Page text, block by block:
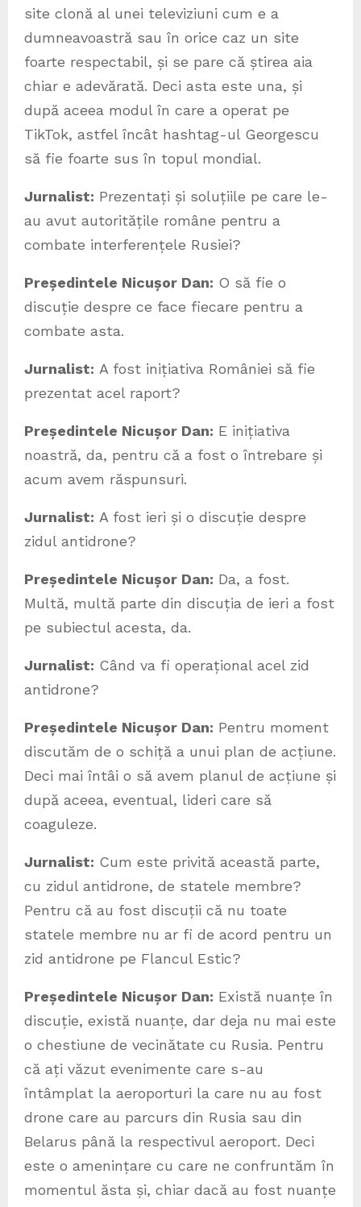
site clonă al unei televiziuni cum e a
dumneavoastră sau în orice caz un site
foarte respectabil, și se pare că știrea aia
chiar e adevărată. Deci asta este una, și
după aceea modul în care a operat pe
TikTok, astfel încât hashtag-ul Georgescu
să fie foarte sus în topul mondial.
Jurnalist: Prezentați și soluțiile pe care le-
au avut autoritățile române pentru a
combate interferențele Rusiei?
Președintele Nicușor Dan: O să fie o
discuție despre ce face fiecare pentru a
combate asta.
Jurnalist: A fost inițiativa României să fie
prezentat acel raport?
Președintele Nicușor Dan: E inițiativa
noastră, da, pentru că a fost o întrebare și
acum avem răspunsuri.
Jurnalist: A fost ieri și o discuție despre
zidul antidrone?
Președintele Nicușor Dan: Da, a fost.
Multă, multă parte din discuția de ieri a fost
pe subiectul acesta, da.
Jurnalist: Când va fi operațional acel zid
antidrone?
Președintele Nicușor Dan: Pentru moment
discutăm de o schiță a unui plan de acțiune.
Deci mai întâi o să avem planul de acțiune și
după aceea, eventual, lideri care să
coaguleze.
Jurnalist: Cum este privită această parte,
cu zidul antidrone, de statele membre?
Pentru că au fost discuții că nu toate
statele membre nu ar fi de acord pentru un
zid antidrone pe Flancul Estic?
Președintele Nicușor Dan: Există nuanțe în
discuție, există nuanțe, dar deja nu mai este
o chestiune de vecinătate cu Rusia. Pentru
că ați văzut evenimente care s-au
întâmplat la aeroporturi la care nu au fost
drone care au parcurs din Rusia sau din
Belarus până la respectivul aeroport. Deci
este o amenințare cu care ne confruntăm în
momentul ăsta și, chiar dacă au fost nuanțe